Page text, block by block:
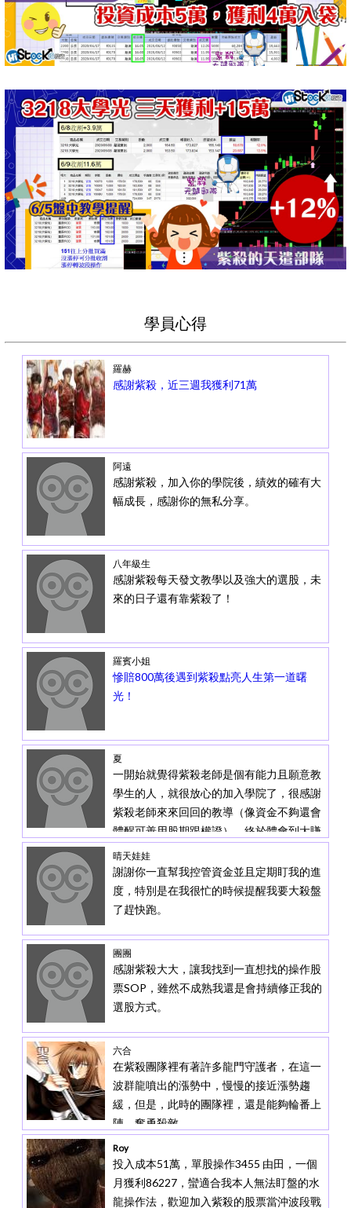
學員心得
羅赫
感謝紫殺，近三週我獲利71萬
阿遠
感謝紫殺，加入你的學院後，績效的確有大
幅成長，感謝你的無私分享。
八年級生
感謝紫殺每天發文教學以及強大的選股，未
來的日子還有靠紫殺了！
羅賓小姐
慘賠800萬後遇到紫殺點亮人生第一道曙
光！
夏
一開始就覺得紫殺老師是個有能力且願意教
學生的人，就很放心的加入學院了，很感謝
紫殺老師來來回回的教導（像資金不夠還會
體醒可善用股期跟權證），終於體會到大賺
小賠的快感，真是太幸運了
晴天娃娃
謝謝你一直幫我控管資金並且定期盯我的進
度，特別是在我很忙的時候提醒我要大殺盤
了趕快跑。
團團
感謝紫殺大大，讓我找到一直想找的操作股
票SOP，雖然不成熟我還是會持續修正我的
選股方式。
六合
在紫殺團隊裡有著許多龍門守護者，在這一
波群龍噴出的漲勢中，慢慢的接近漲勢趨
緩，但是，此時的團隊裡，還是能夠輪番上
陣，奮勇殺敵。
Roy
投入成本51萬，單股操作3455 由田，一個
月獲利86227，蠻適合我本人無法盯盤的水
龍操作法，歡迎加入紫殺的股票當沖波段戰